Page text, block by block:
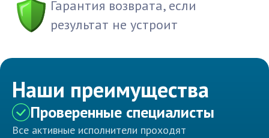
Гарантия возврата, если
результат не устроит
Наши преимущества
Проверенные специалисты
Все активные исполнители проходят